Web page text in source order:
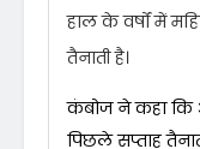
हाल के वर्षों में
तैनाती है।
कंबोज ने कहा कि
पिछले सप्ताह